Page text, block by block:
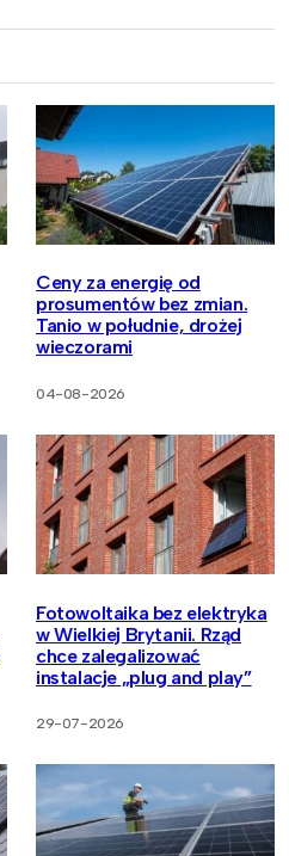
Ceny za energię od
prosumentów bez zmian.
Tanio w południe, drożej
wieczorami
04-08-2026
Fotowoltaika bez elektryka
w Wielkiej Brytanii. Rząd
chce zalegalizować
instalacje „plug and play”
29-07-2026